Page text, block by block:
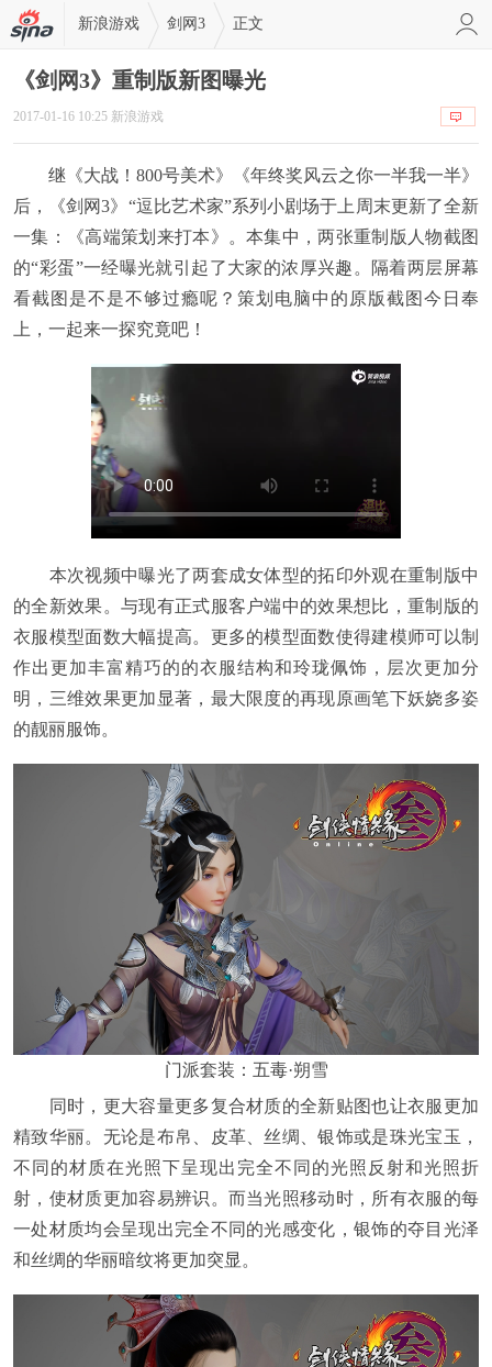
新浪游戏 剑网3 正文
《剑网3》重制版新图曝光
2017-01-16 10:25 新浪游戏
继《大战！800号美术》《年终奖风云之你一半我一半》
后，《剑网3》“逗比艺术家”系列小剧场于上周末更新了全新
一集：《高端策划来打本》。本集中，两张重制版人物截图
的“彩蛋”一经曝光就引起了大家的浓厚兴趣。隔着两层屏幕
看截图是不是不够过瘾呢？策划电脑中的原版截图今日奉
上，一起来一探究竟吧！
本次视频中曝光了两套成女体型的拓印外观在重制版中
的全新效果。与现有正式服客户端中的效果想比，重制版的
衣服模型面数大幅提高。更多的模型面数使得建模师可以制
作出更加丰富精巧的的衣服结构和玲珑佩饰，层次更加分
明，三维效果更加显著，最大限度的再现原画笔下妖娆多姿
的靓丽服饰。
门派套装：五毒·朔雪
同时，更大容量更多复合材质的全新贴图也让衣服更加
精致华丽。无论是布帛、皮革、丝绸、银饰或是珠光宝玉，
不同的材质在光照下呈现出完全不同的光照反射和光照折
射，使材质更加容易辨识。而当光照移动时，所有衣服的每
一处材质均会呈现出完全不同的光感变化，银饰的夺目光泽
和丝绸的华丽暗纹将更加突显。